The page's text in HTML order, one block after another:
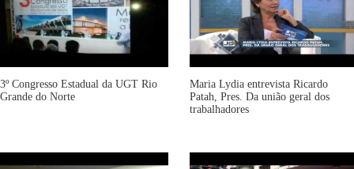
3º Congresso Estadual da UGT Rio
Grande do Norte
Maria Lydia entrevista Ricardo
Patah, Pres. Da união geral dos
trabalhadores